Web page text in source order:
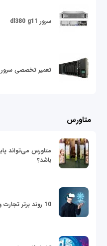
سرور dl380 g11
تعمیر تخصصی
متاورس
متاورس می‌تواند
باشد؟
10 روند برتر تجارت و فناوری در سال 2022